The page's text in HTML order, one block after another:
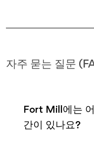
자주 묻는 질문
Fort Mill에는
간이 있나요?